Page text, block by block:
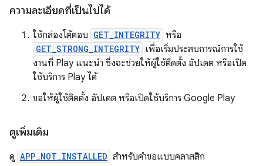
ความละเอียดที่เป็นไปได้
ใช้กล่องโต้ตอบ GET_INTEGRITY หรือ
GET_STRONG_INTEGRITY เพื่อเริ่มประสบการณ์การใช้
งานที่ Play แนะนำ ซึ่งจะช่วยให้ผู้ใช้ติดตั้ง อัปเดต หรือเปิด
ใช้บริการ Play ได้
ขอให้ผู้ใช้ติดตั้ง อัปเดต หรือเปิดใช้บริการ Google Play
ดูเพิ่มเติม
ดู APP_NOT_INSTALLED สำหรับคำขอแบบคลาสสิก